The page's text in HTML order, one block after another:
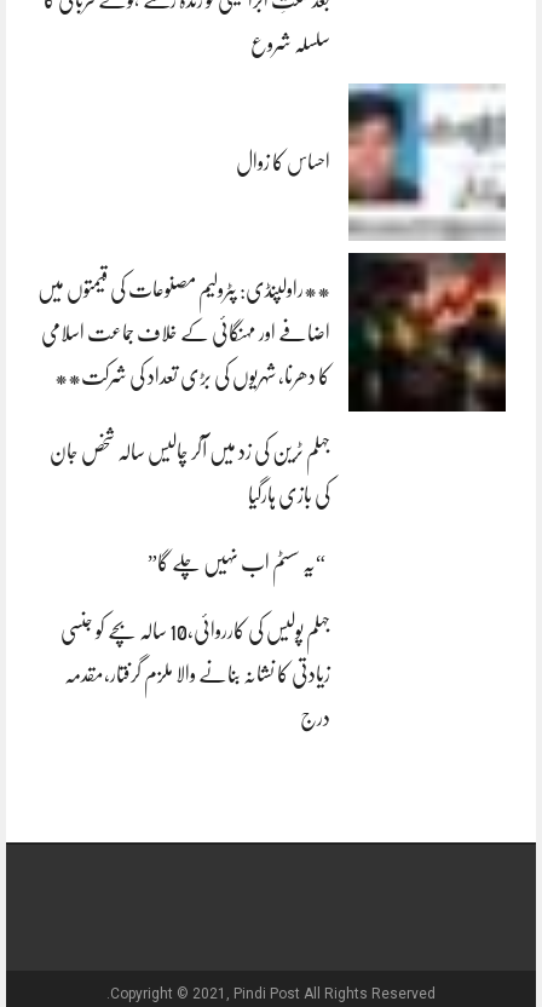
سلسلہ شروع
احساس کا زوال
**راولپنڈی: پٹرولیم مصنوعات کی قیمتوں میں
اضافے اور مہنگائی کے خلاف جماعت اسلامی
کا دھرنا، شہریوں کی بڑی تعداد کی شرکت**
جہلم ٹرین کی زد میں آکر چالیس سالہ شخص جان
کی بازی ہارگیا
“یہ سسٹم اب نہیں چلے گا”
جہلم پولیس کی کارروائی،10 سالہ بچے کو جنسی
زیادتی کا نشانہ بنانے والا ملزم گرفتار،مقدمہ
درج
Copyright © 2021, Pindi Post All Rights Reserved.